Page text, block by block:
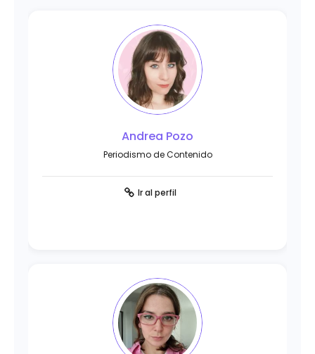
Andrea Pozo
Periodismo de Contenido
Ir al perfil